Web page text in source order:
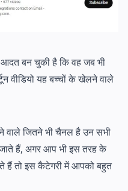
बन चुकी है कि वह जब भी
वीडियो यह बच्चों के खेलने वाले
वाले जितने भी चैनल है उन सभी
हैं, अगर आप भी इस तरह के
तो इस कैटेगरी में आपको बहुत